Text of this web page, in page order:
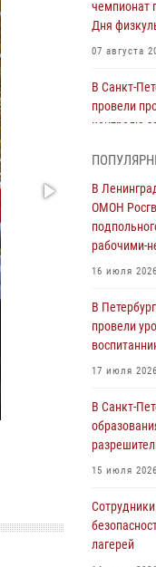
чемпионат
Дня
07 августа
В Санкт-
провели
контролю
В
задержал
летнему
06 августа
с жилыми
06 августа
матча
06 августа
В
обнаружил
В
ОМОН
рабочими-
16 июля
В
провели
17 июля
В Санкт-
15 июля
лагерей